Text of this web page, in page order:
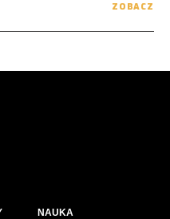
ZOBACZ
NAUKA